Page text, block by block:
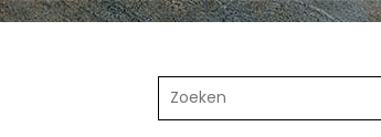
Zoeken